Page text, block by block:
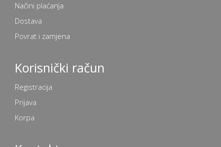
Načini plaćanja
Dostava
Povrat i zamjena
Korisnički račun
Registracija
Prijava
Korpa